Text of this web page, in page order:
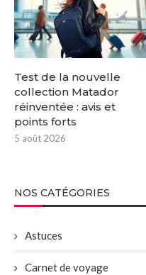
Test de la nouvelle
collection Matador
réinventée : avis et
points forts
5 août 2026
NOS CATÉGORIES
Astuces
Carnet de voyage